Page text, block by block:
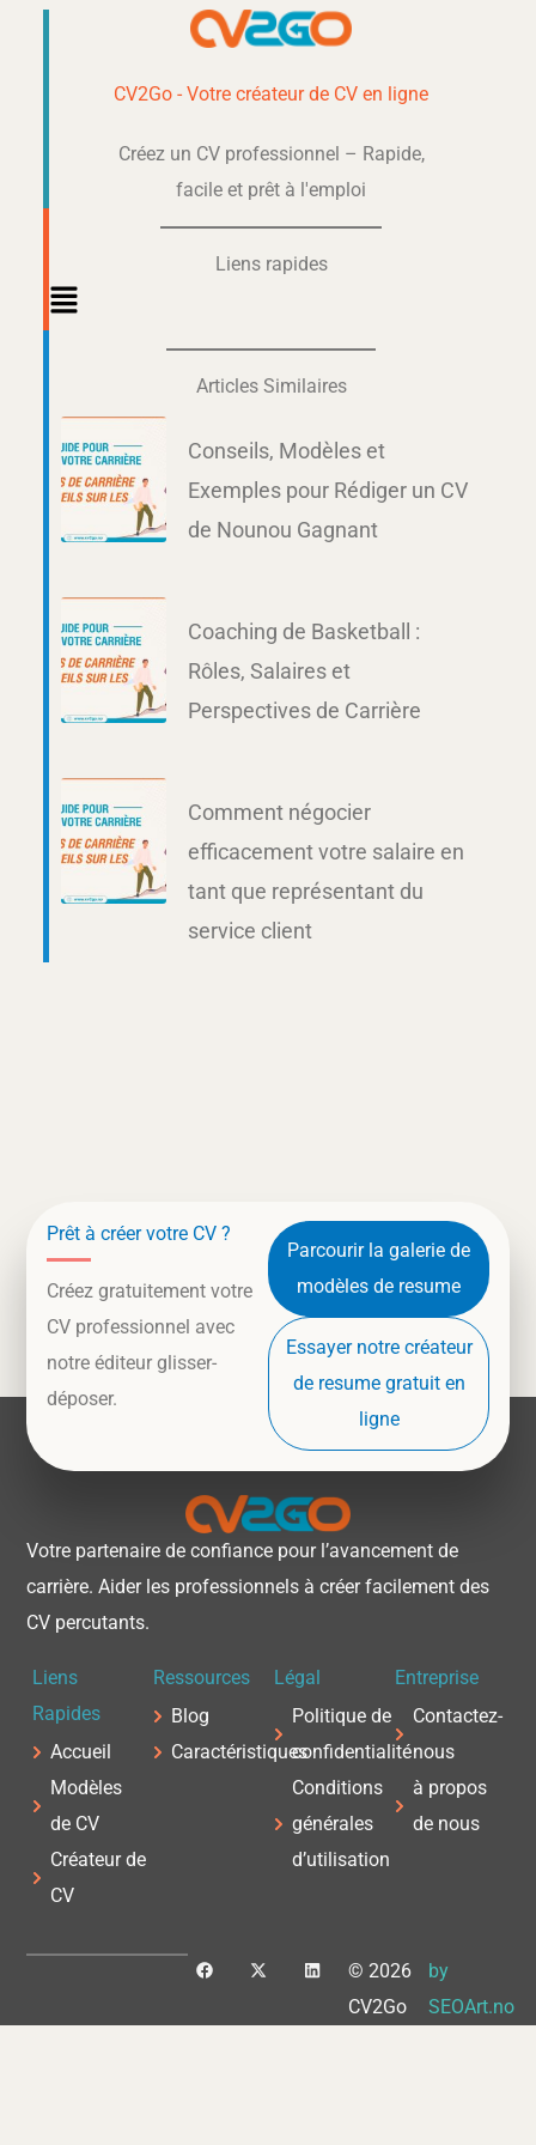
CV2Go - Votre créateur de CV en ligne
Créez un CV professionnel – Rapide,
facile et prêt à l'emploi
Liens rapides
Main
Articles Similaires
Conseils, Modèles et
Exemples pour Rédiger un CV
de Nounou Gagnant
Coaching de Basketball :
Rôles, Salaires et
Perspectives de Carrière
Comment négocier
efficacement votre salaire en
tant que représentant du
service client
Prêt à créer votre CV ?
Créez gratuitement votre
CV professionnel avec
notre éditeur glisser-
déposer.
Parcourir la galerie de
modèles de resume
Essayer notre créateur
de resume gratuit en
ligne
Votre partenaire de confiance pour l’avancement de
carrière. Aider les professionnels à créer facilement des
CV percutants.
Liens
Rapides
Accueil
Modèles
de CV
Créateur de
CV
Ressources
Blog
Caractéristiques
Légal
Politique de
confidentialité
Conditions
générales
d’utilisation
Entreprise
Contactez-
nous
à propos
de nous
© 2026
CV2Go
by
SEOArt.no
F
a
b
X
-
i
L
i
e